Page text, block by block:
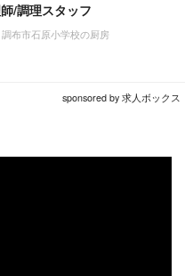
/調理スタッフ
布市石原小学校の厨房
sponsored by 求人ボックス